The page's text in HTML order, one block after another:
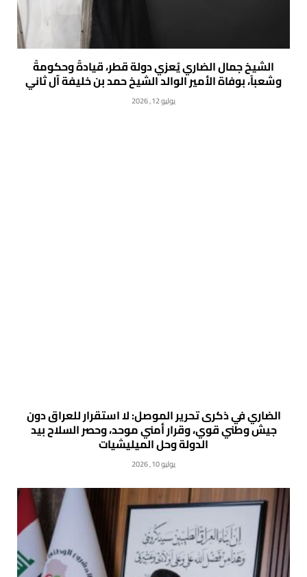
الشيخ جمال الضاري يُعزي دولة قطر، قيادةً وحكومةً
وشعباً، بوفاة الأمير الوالد الشيخ حمد بن خليفة آل ثاني
يوليو 12, 2026
الضاري في ذكرى تحرير الموصل: لا استقرار للعراق دون
جيش وطني قوي، وقرار أمني موحد، وحصر السلاح بيد
الدولة وحل الميليشيات
يوليو 10, 2026